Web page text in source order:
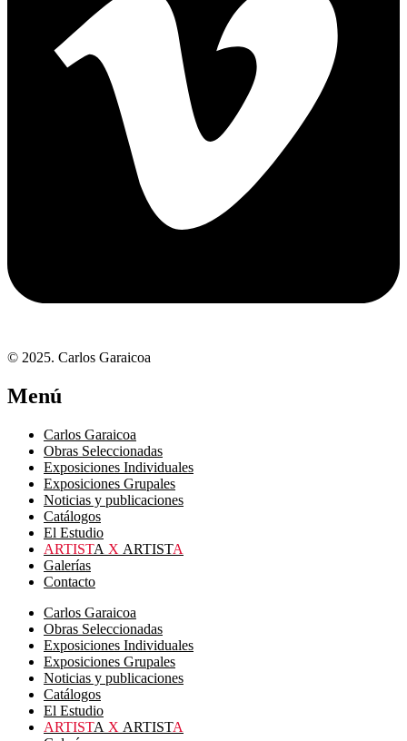
© 2025. Carlos Garaicoa
Menú
Carlos Garaicoa
Obras Seleccionadas
Exposiciones Individuales
Exposiciones Grupales
Noticias y publicaciones
Catálogos
El Estudio
ARTISTA X ARTISTA
Galerías
Contacto
Carlos Garaicoa
Obras Seleccionadas
Exposiciones Individuales
Exposiciones Grupales
Noticias y publicaciones
Catálogos
El Estudio
ARTISTA X ARTISTA